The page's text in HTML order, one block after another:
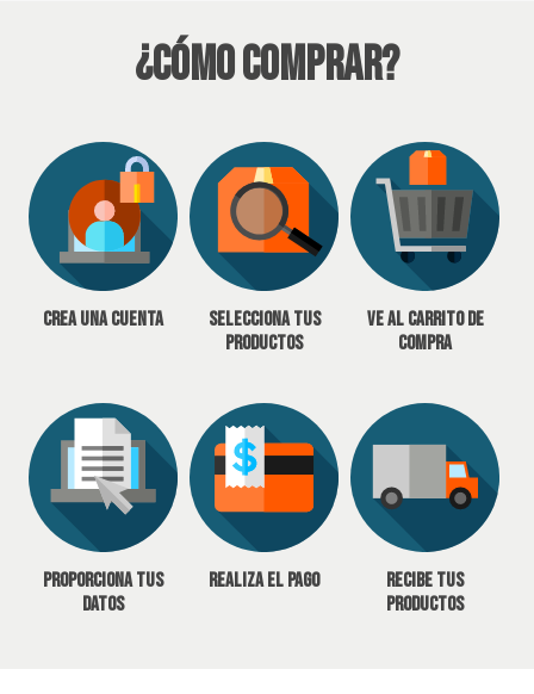
¿Cómo Comprar?
Crea una cuenta
Selecciona tus
productos
Ve al carrito de
compra
Proporciona tus
datos
Realiza el pago
Recibe tus
productos